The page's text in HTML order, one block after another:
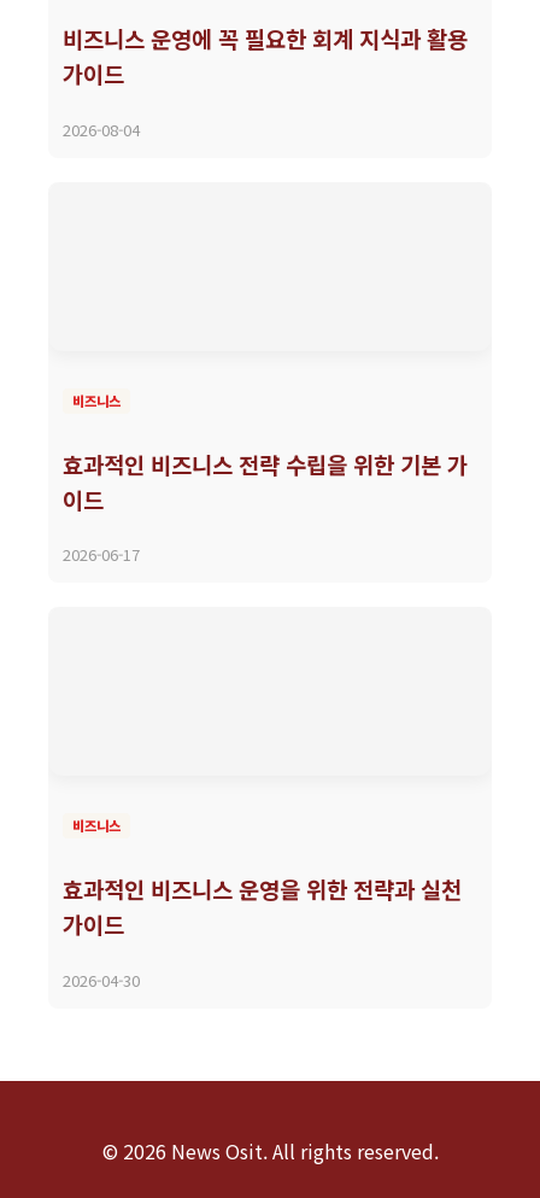
비즈니스 운영에 꼭 필요한 회계 지식과 활용
가이드
2026-08-04
비즈니스
효과적인 비즈니스 전략 수립을 위한 기본 가
이드
2026-06-17
비즈니스
효과적인 비즈니스 운영을 위한 전략과 실천
가이드
2026-04-30
© 2026 News Osit. All rights reserved.